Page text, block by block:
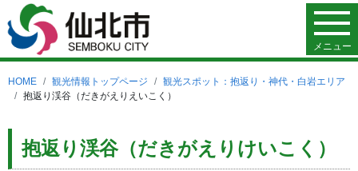
メニュー
HOME 観光情報トップページ
観光スポット：抱返り・神代・白岩エリア
抱返り渓谷（だきがえりえいこく）
抱返り渓谷（だきがえりけいこく）